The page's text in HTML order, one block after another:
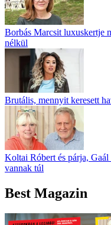
Borbás Marcsit luxuskertje
nélkül
Brutális, mennyit keresett
Koltai Róbert és párja,
vannak túl
Best Magazin